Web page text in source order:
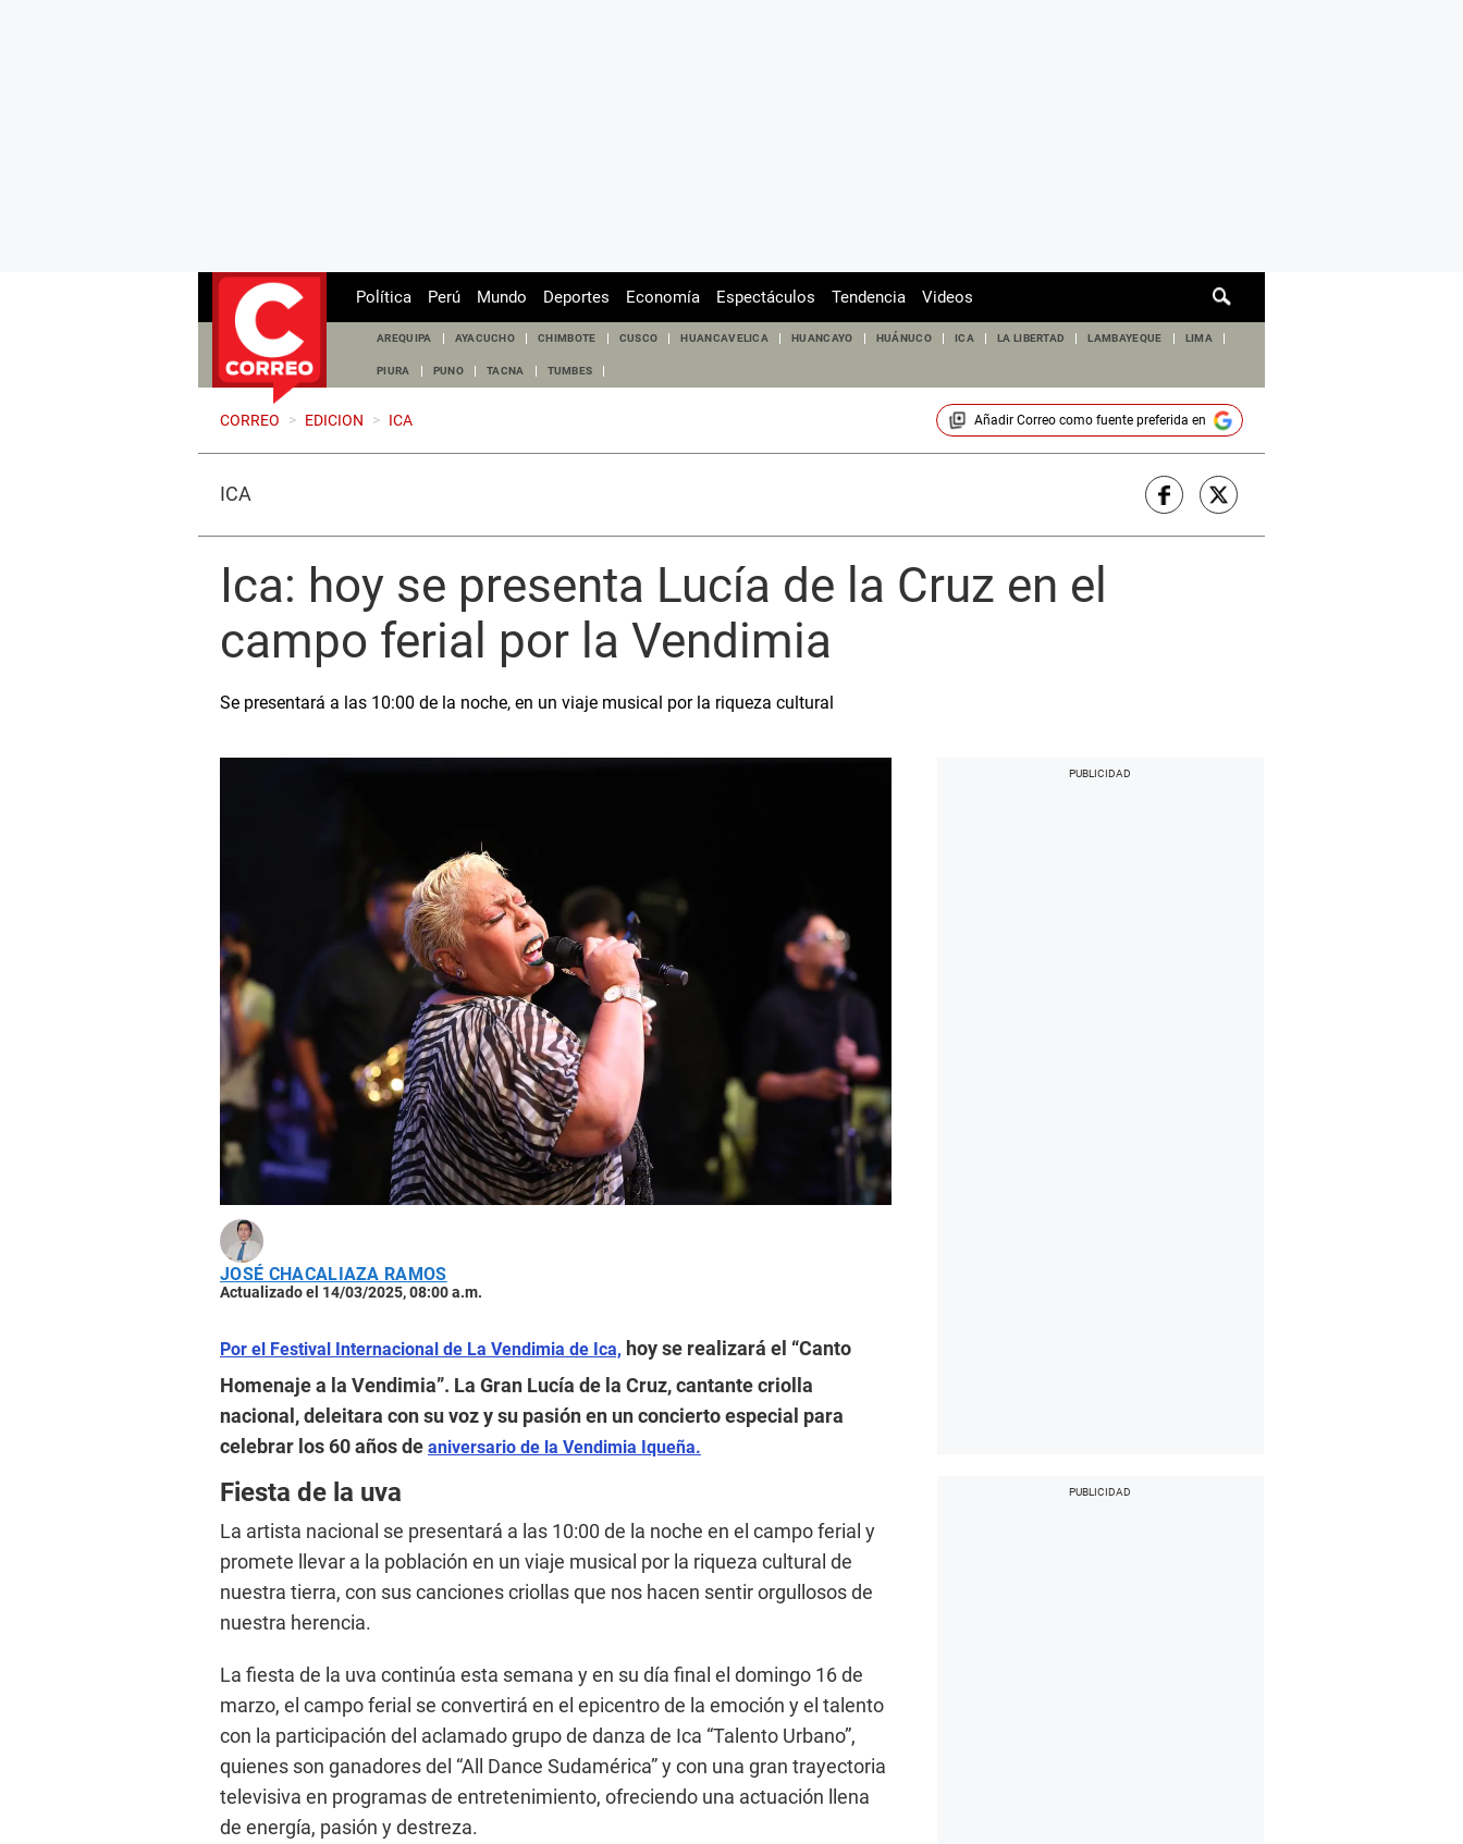
de
Política Perú Mundo Deportes Economía Espectáculos Tendencia Videos
AREQUIPA AYACUCHO CHIMBOTE CUSCO HUANCAVELICA HUANCAYO HUÁNUCO ICA LA LIBERTAD LAMBAYEQUE LIMA
PIURA PUNO TACNA TUMBES
CORREO > EDICION > ICA Añadir Correocomo fuente preferida en
ICA
Ica: hoy se presenta Lucía de la Cruz en el
campo ferial por la Vendimia
Se presentará a las 10:00 de la noche, en un viaje musical por la riqueza cultural
JOSÉ CHACALIAZA RAMOS
Actualizado el 14/03/2025, 08:00 a.m.
Por el Festival Internacional de La Vendimia de Ica, hoy se realizará el “Canto
Homenaje a la Vendimia”. La Gran Lucía de la Cruz, cantante criolla
nacional, deleitara con su voz y su pasión en un concierto especial para
celebrar los 60 años de aniversario de la Vendimia Iqueña.
Fiesta de la uva
La artista nacional se presentará a las 10:00 de la noche en el campo ferial y
promete llevar a la población en un viaje musical por la riqueza cultural de
nuestra tierra, con sus canciones criollas que nos hacen sentir orgullosos de
nuestra herencia.
La fiesta de la uva continúa esta semana y en su día final el domingo 16 de
marzo, el campo ferial se convertirá en el epicentro de la emoción y el talento
con la participación del aclamado grupo de danza de Ica “Talento Urbano”,
quienes son ganadores del “All Dance Sudamérica” y con una gran trayectoria
televisiva en programas de entretenimiento, ofreciendo una actuación llena
de energía, pasión y destreza.